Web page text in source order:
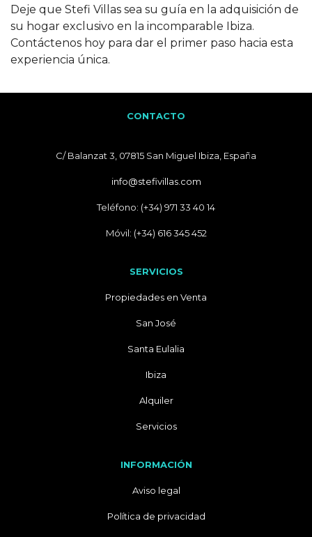
Deje que Stefi Villas sea su guía en la adquisición de
su hogar exclusivo en la incomparable Ibiza.
Contáctenos hoy para dar el primer paso hacia esta
experiencia única.
CONTACTO
C/ Balanzat 3, 07815 San Miguel Ibiza, España
info@stefivillas.com
Teléfono: (+34) 971 33 40 14
Móvil: (+34) 616 345 452
SERVICIOS
Propiedades en Venta
San José
Santa Eulalia
Ibiza
Alquiler
Servicios
INFORMACIÓN
Aviso legal
Política de privacidad